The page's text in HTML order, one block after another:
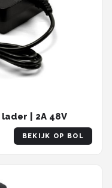
| 2A 48V
BEKIJK OP BOL